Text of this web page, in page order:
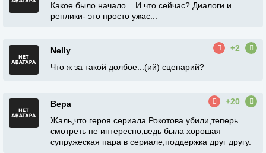
Какое было начало... И что сейчас? Диалоги и
реплики- это просто ужас...
Nelly
+2
Что ж за такой долбое...(ий) сценарий?
Вера
+20
Жаль,что героя сериала Рокотова убили,теперь
смотреть не интересно,ведь была хорошая
супружеская пара в сериале,поддержка друг другу.